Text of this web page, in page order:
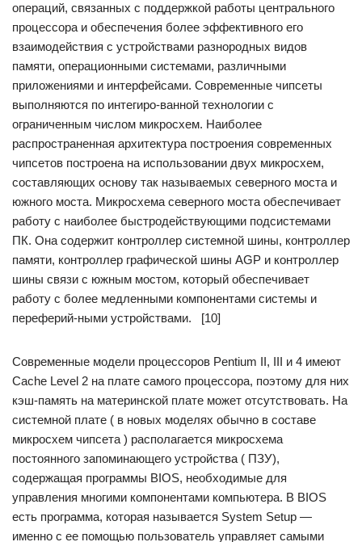
операций, связанных с поддержкой работы центрального
процессора и обеспечения более эффективного его
взаимодействия с устройствами разнородных видов
памяти, операционными системами, различными
приложениями и интерфейсами. Современные чипсеты
выполняются по интегиро-ванной технологии с
ограниченным числом микросхем. Наиболее
распространенная архитектура построения современных
чипсетов построена на использовании двух микросхем,
составляющих основу так называемых северного моста и
южного моста. Микросхема северного моста обеспечивает
работу с наиболее быстродействующими подсистемами
ПК. Она содержит контроллер системной шины, контроллер
памяти, контроллер графической шины AGP и контроллер
шины связи с южным мостом, который обеспечивает
работу с более медленными компонентами системы и
переферий-ными устройствами. [10]
Современные модели процессоров Pentium II, III и 4 имеют
Cache Level 2 на плате самого процессора, поэтому для них
кэш-память на материнской плате может отсутствовать. На
системной плате ( в новых моделях обычно в составе
микросхем чипсета ) располагается микросхема
постоянного запоминающего устройства ( ПЗУ),
содержащая программы BIOS, необходимые для
управления многими компонентами компьютера. В BIOS
есть программа, которая называется System Setup —
именно с ее помощью пользователь управляет самыми